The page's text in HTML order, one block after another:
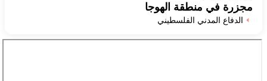
مجزرة في منطقة الهوجا
الدفاع المدني الفلسطيني